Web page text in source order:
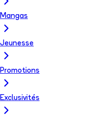
Mangas
Jeunesse
Promotions
Exclusivités